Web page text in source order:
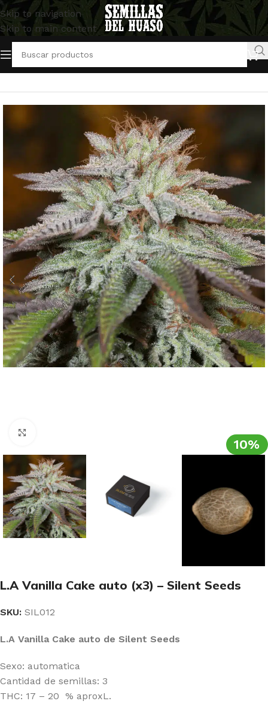
Skip to navigation
Skip to main content
Inicio/Semillas Autoflorecientes/Silent Seeds
10%
L.A Vanilla Cake auto (x3) – Silent Seeds
SKU: SIL012
L.A Vanilla Cake auto de Silent Seeds
Sexo: automatica
Cantidad de semillas: 3
THC: 17 – 20 % aproxL.